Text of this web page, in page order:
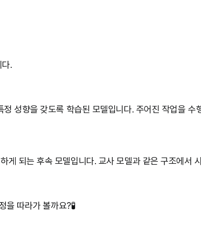
.
성향을 갖도록 학습된 모델입니다. 주어진 작업을 수
게 되는 후속 모델입니다. 교사 모델과 같은 구조에서
을 따라가 볼까요?🧪